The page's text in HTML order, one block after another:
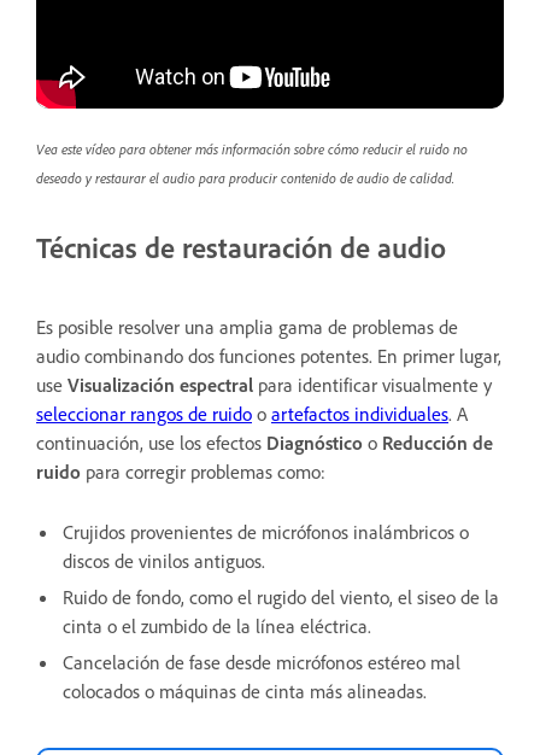
Vea este vídeo para obtener más información sobre cómo reducir el ruido no
deseado y restaurar el audio para producir contenido de audio de calidad.
Técnicas de restauración de audio
Es posible resolver una amplia gama de problemas de
audio combinando dos funciones potentes. En primer lugar,
use Visualización espectral para identificar visualmente y
seleccionar rangos de ruido o artefactos individuales. A
continuación, use los efectos Diagnóstico o Reducción de
ruido para corregir problemas como:
Crujidos provenientes de micrófonos inalámbricos o
discos de vinilos antiguos.
Ruido de fondo, como el rugido del viento, el siseo de la
cinta o el zumbido de la línea eléctrica.
Cancelación de fase desde micrófonos estéreo mal
colocados o máquinas de cinta más alineadas.